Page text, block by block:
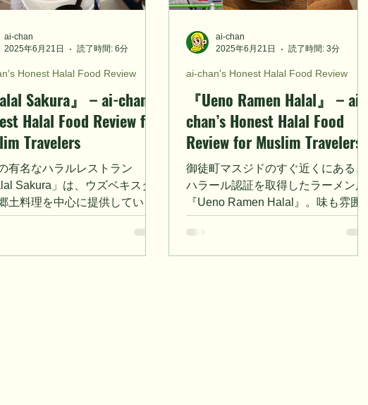
Sakura』 – ai-chan’s
Halal Food Review for
Travelers
有名なハラルレストラン
Sakura」は、ウズベキスタ
土料理を中心に提供していま
ハラル対応のラーメンも楽し
！店内は広々としていて、立
祷室も完備。ラーメンはやさ
Honest Halal Food Review
ai-chan
2025年6月21日
読了時間: 6分
『Ueno Ramen Halal』 – ai-
chan’s Honest Halal Food
Review for Muslim Travelers
御徒町マスジドのすぐ近くにある、
ハラール認証を取得したラーメン店
『Ueno Ramen Halal』。味も雰囲気
も「ごく普通」で、特別感はありま
せんが、近隣に住むムスリムにとっ
ては便利で安心できる一軒です。旅
ai-chan's Honest Halal Food Review
ai-chan
2025年6月21日
読了時間: 3分